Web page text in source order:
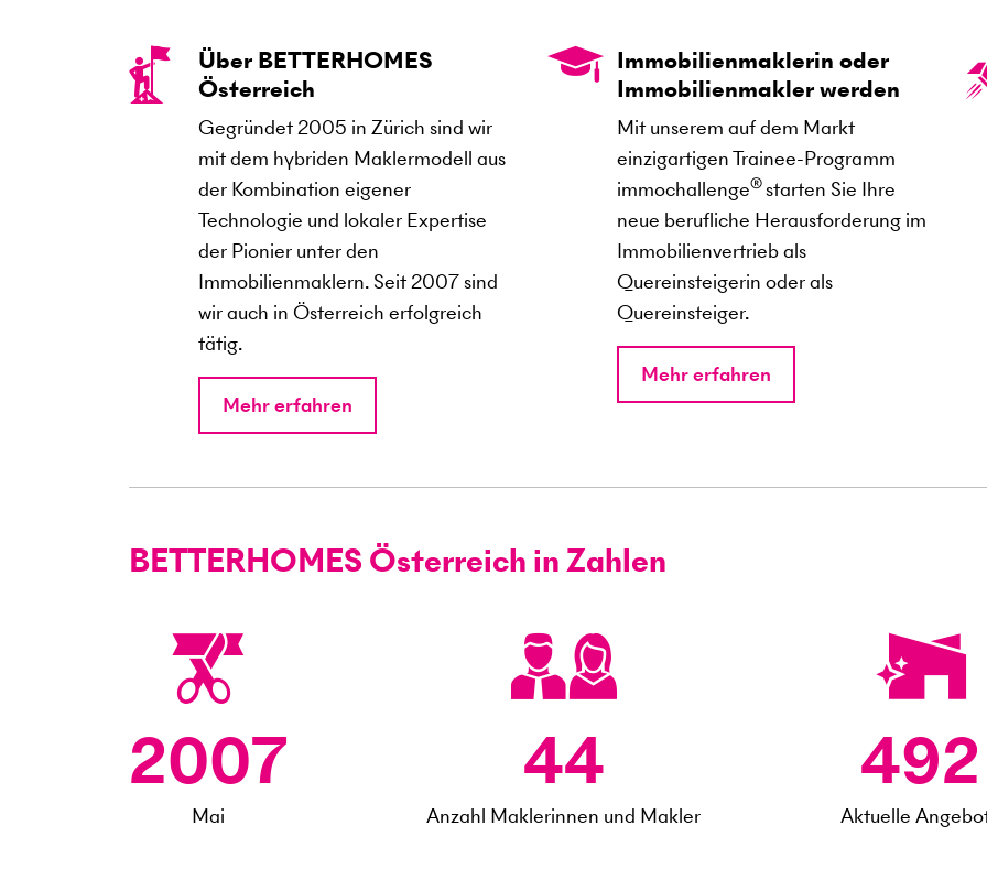
Über BETTERHOMES
Österreich
Gegründet 2005 in Zürich sind wir
mit dem hybriden Maklermodell aus
der Kombination eigener
Technologie und lokaler Expertise
der Pionier unter den
Immobilienmaklern. Seit 2007 sind
wir auch in Österreich erfolgreich
tätig.
Mehr erfahren
Immobilienmaklerin oder
Immobilienmakler werden
Mit unserem auf dem Markt
einzigartigen Trainee-Programm
immochallenge®starten Sie Ihre
neue berufliche Herausforderung im
Immobilienvertrieb als
Quereinsteigerin oder als
Quereinsteiger.
Mehr erfahren
BETTERHOMES Österreich in Zahlen
2007
Mai
44
Anzahl Maklerinnen und Makler
492
Aktuelle